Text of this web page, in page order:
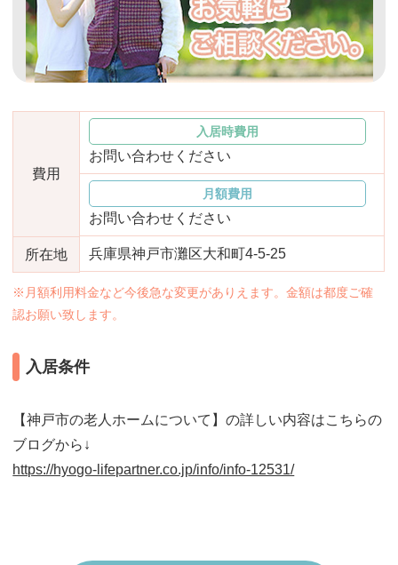
スタッフ紹介 アクセス
相談者様の声 お役立ち情報
費用
入居時費用
お問い合わせください
月額費用
お問い合わせください
所在地 兵庫県神戸市灘区大和町4-5-25
※月額利用料金など今後急な変更がありえます。金額は都度ご確
認お願い致します。
入居条件
【神戸市の老人ホームについて】の詳しい内容はこちらの
ブログから↓
https://hyogo-lifepartner.co.jp/info/info-12531/